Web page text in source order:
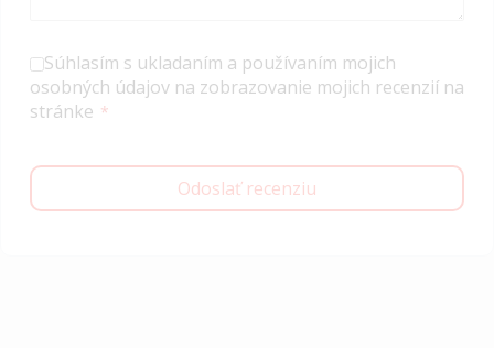
Súhlasím s ukladaním a používaním mojich
osobných údajov na zobrazovanie mojich recenzií na
stránke
Odoslať recenziu